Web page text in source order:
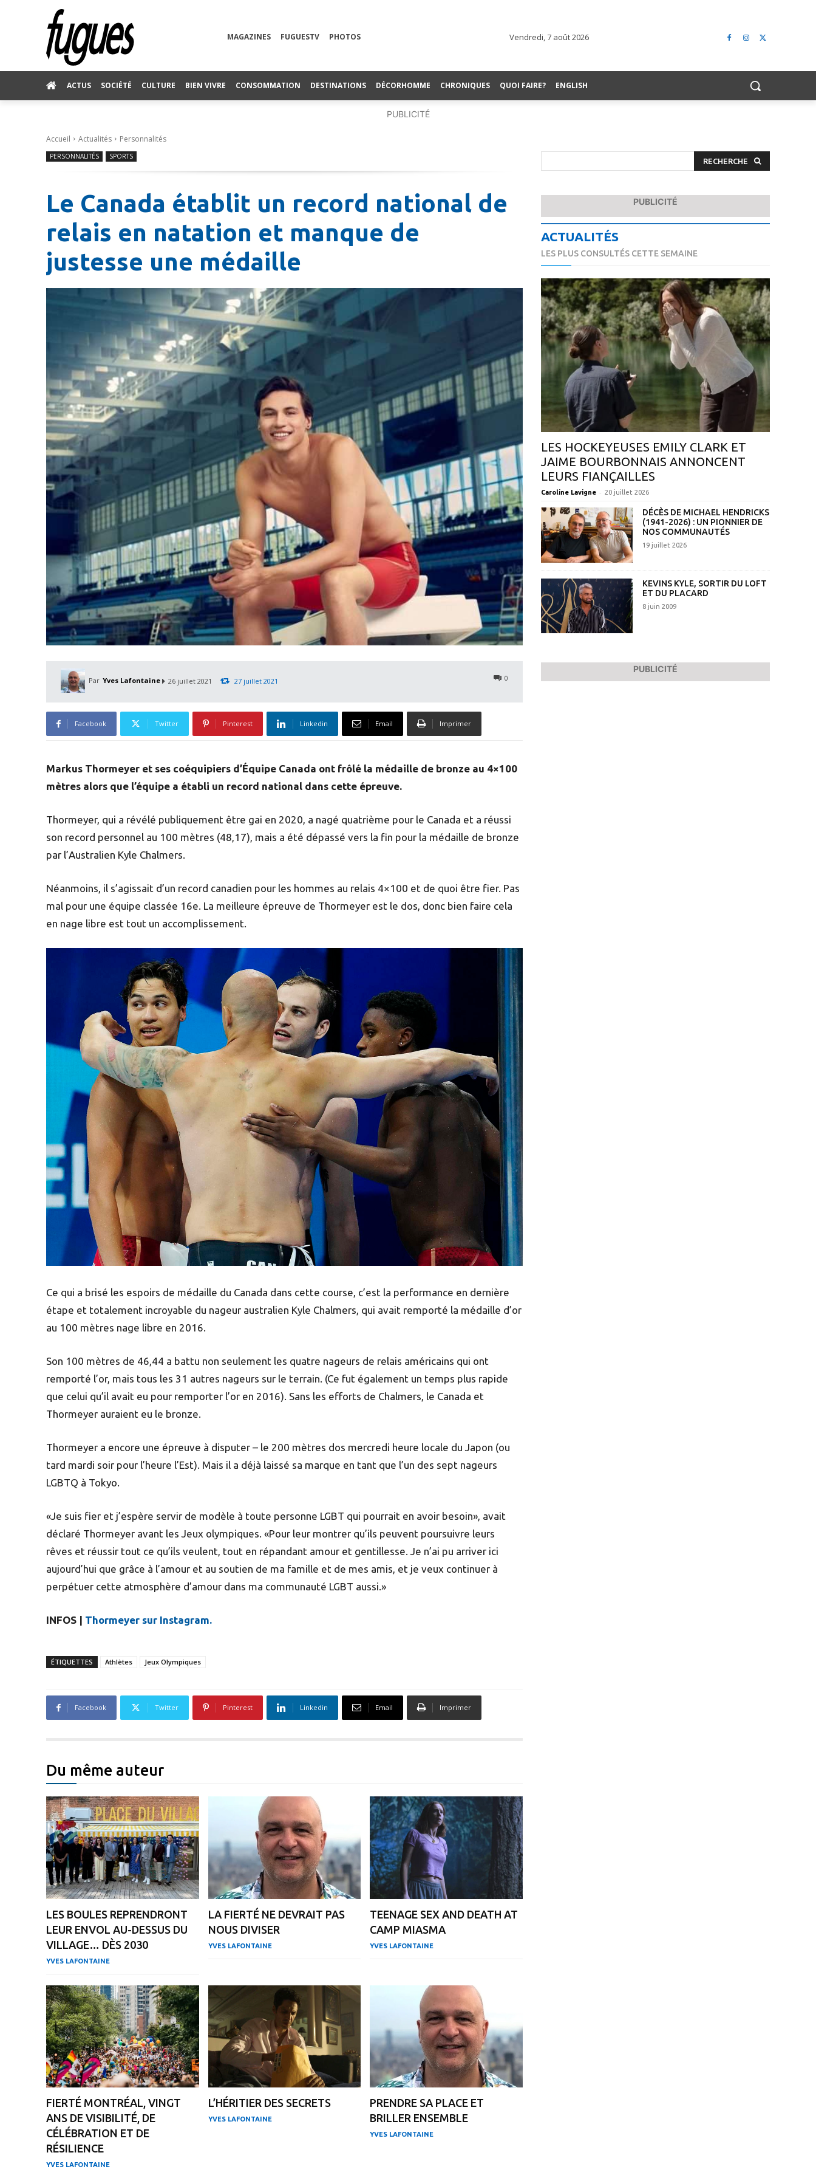
MAGAZINES FUGUESTV PHOTOS Vendredi, 7 août 2026
ACTUS SOCIÉTÉ CULTURE BIEN VIVRE CONSOMMATION DESTINATIONS DÉCORHOMME CHRONIQUES QUOI FAIRE? ENGLISH
PUBLICITÉ
Accueil Actualités Personnalités
PERSONNALITÉS SPORTS
Le Canada établit un record national de
relais en natation et manque de
justesse une médaille
Par Yves Lafontaine 26 juillet 2021 0
27 juillet 2021
Facebook Twitter Pinterest Linkedin Email Imprimer
Markus Thormeyer et ses coéquipiers d’Équipe Canada ont frôlé la médaille de bronze au 4×100
mètres alors que l’équipe a établi un record national dans cette épreuve.
Thormeyer, qui a révélé publiquement être gai en 2020, a nagé quatrième pour le Canada et a réussi
son record personnel au 100 mètres (48,17), mais a été dépassé vers la fin pour la médaille de bronze
par l’Australien Kyle Chalmers.
Néanmoins, il s’agissait d’un record canadien pour les hommes au relais 4×100 et de quoi être fier. Pas
mal pour une équipe classée 16e. La meilleure épreuve de Thormeyer est le dos, donc bien faire cela
en nage libre est tout un accomplissement.
Ce qui a brisé les espoirs de médaille du Canada dans cette course, c’est la performance en dernière
étape et totalement incroyable du nageur australien Kyle Chalmers, qui avait remporté la médaille d’or
au 100 mètres nage libre en 2016.
Son 100 mètres de 46,44 a battu non seulement les quatre nageurs de relais américains qui ont
remporté l’or, mais tous les 31 autres nageurs sur le terrain. (Ce fut également un temps plus rapide
que celui qu’il avait eu pour remporter l’or en 2016). Sans les efforts de Chalmers, le Canada et
Thormeyer auraient eu le bronze.
Thormeyer a encore une épreuve à disputer – le 200 mètres dos mercredi heure locale du Japon (ou
tard mardi soir pour l’heure l’Est). Mais il a déjà laissé sa marque en tant que l’un des sept nageurs
LGBTQ à Tokyo.
«Je suis fier et j’espère servir de modèle à toute personne LGBT qui pourrait en avoir besoin», avait
déclaré Thormeyer avant les Jeux olympiques. «Pour leur montrer qu’ils peuvent poursuivre leurs
rêves et réussir tout ce qu’ils veulent, tout en répandant amour et gentillesse. Je n’ai pu arriver ici
aujourd’hui que grâce à l’amour et au soutien de ma famille et de mes amis, et je veux continuer à
perpétuer cette atmosphère d’amour dans ma communauté LGBT aussi.»
INFOS | Thormeyer sur Instagram.
ÉTIQUETTES Athlètes Jeux Olympiques
Facebook Twitter Pinterest Linkedin Email Imprimer
Du même auteur
LES BOULES REPRENDRONT
LEUR ENVOL AU-DESSUS DU
VILLAGE… DÈS 2030
YVES LAFONTAINE
LA FIERTÉ NE DEVRAIT PAS
NOUS DIVISER
YVES LAFONTAINE
TEENAGE SEX AND DEATH AT
CAMP MIASMA
YVES LAFONTAINE
FIERTÉ MONTRÉAL, VINGT
ANS DE VISIBILITÉ, DE
CÉLÉBRATION ET DE
RÉSILIENCE
YVES LAFONTAINE
L’HÉRITIER DES SECRETS
YVES LAFONTAINE
PRENDRE SA PLACE ET
BRILLER ENSEMBLE
YVES LAFONTAINE
RECHERCHE
PUBLICITÉ
ACTUALITÉS
LES PLUS CONSULTÉS CETTE SEMAINE
LES HOCKEYEUSES EMILY CLARK ET
JAIME BOURBONNAIS ANNONCENT
LEURS FIANÇAILLES
Caroline Lavigne - 20 juillet 2026
DÉCÈS DE MICHAEL HENDRICKS
(1941-2026) : UN PIONNIER DE
NOS COMMUNAUTÉS
19 juillet 2026
KEVINS KYLE, SORTIR DU LOFT
ET DU PLACARD
8 juin 2009
PUBLICITÉ